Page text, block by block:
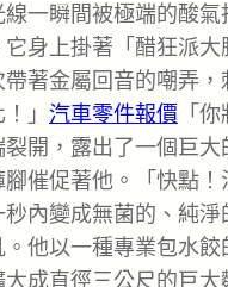
一瞬間被極端的酸
身上掛著「醋狂派
著金屬回音的嘲弄
」 汽車零件報價 「
開，露出了一個巨
催促著他。「快點
秒內變成無菌的、純
他以一種專業包水
成直徑三公尺的巨